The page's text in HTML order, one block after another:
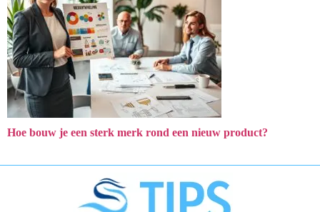
Hoe bouw je een sterk merk rond een nieuw product?